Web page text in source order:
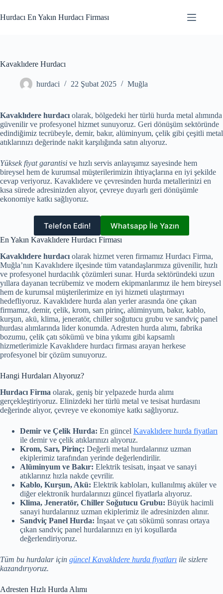
to
content
Hurdacı En Yakın Hurdacı Firması
Kavaklıdere Hurdacı
hurdaci 22 Şubat 2025 Muğla
Kavaklıdere hurdacı olarak, bölgedeki her türlü hurda metal alımında
güvenilir ve profesyonel hizmet sunuyoruz. Geri dönüşüm sektöründe
edindiğimiz tecrübeyle, demir, bakır, alüminyum, çelik gibi çeşitli metal
atıklarınızı değerinde nakit karşılığında satın alıyoruz.
Yüksek fiyat garantisi ve hızlı servis anlayışımız sayesinde hem
bireysel hem de kurumsal müşterilerimizin ihtiyaçlarına en iyi şekilde
cevap veriyoruz. Kavaklıdere ve çevresinden hurda metallerinizi en
kısa sürede adresinizden alıyor, çevreye duyarlı geri dönüşümle
ekonomiye katkı sağlıyoruz.
Telefon Edin! Whatsapp İle Yazın
En Yakın Kavaklıdere Hurdacı Firması
Kavaklıdere hurdacı olarak hizmet veren firmamız Hurdacı Firma,
Muğla’nın Kavaklıdere ilçesinde tüm vatandaşlarımıza güvenilir, hızlı
ve profesyonel hurdacılık çözümleri sunar. Hurda sektöründeki uzun
yıllara dayanan tecrübemiz ve modern ekipmanlarımız ile hem bireysel
hem de kurumsal müşterilerimize en iyi hizmeti ulaştırmayı
hedefliyoruz. Kavaklıdere hurda alan yerler arasında öne çıkan
firmamız, demir, çelik, krom, sarı pirinç, alüminyum, bakır, kablo,
kurşun, akü, klima, jeneratör, chiller soğutucu grubu ve sandviç panel
hurdası alımlarında lider konumda. Adresten hurda alımı, fabrika
bozumu, çelik çatı sökümü ve bina yıkımı gibi kapsamlı
hizmetlerimizle Kavaklıdere hurdacı firması arayan herkese
profesyonel bir çözüm sunuyoruz.
Hangi Hurdaları Alıyoruz?
Hurdacı Firma olarak, geniş bir yelpazede hurda alımı
gerçekleştiriyoruz. Elinizdeki her türlü metal ve tesisat hurdasını
değerinde alıyor, çevreye ve ekonomiye katkı sağlıyoruz.
Demir ve Çelik Hurda: En güncel Kavaklıdere hurda fiyatları
ile demir ve çelik atıklarınızı alıyoruz.
Krom, Sarı, Pirinç: Değerli metal hurdalarınız uzman
ekiplerimiz tarafından yerinde değerlendirilir.
Alüminyum ve Bakır: Elektrik tesisatı, inşaat ve sanayi
atıklarınız hızla nakde çevrilir.
Kablo, Kurşun, Akü: Elektrik kabloları, kullanılmış aküler ve
diğer elektronik hurdalarınızı güncel fiyatlarla alıyoruz.
Klima, Jeneratör, Chiller Soğutucu Grubu: Büyük hacimli
sanayi hurdalarınız uzman ekiplerimiz ile adresinizden alınır.
Sandviç Panel Hurda: İnşaat ve çatı sökümü sonrası ortaya
çıkan sandviç panel hurdalarınızı en iyi koşullarda
değerlendiriyoruz.
Tüm bu hurdalar için güncel Kavaklıdere hurda fiyatları ile sizlere
kazandırıyoruz.
Adresten Hızlı Hurda Alımı